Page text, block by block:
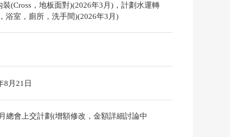
裝(Cross，地板面對)(2026年3月)，計劃水運轉
浴室，廁所，洗手間)(2026年3月)
8月21日
總會上交計劃(增額修改，金額詳細討論中